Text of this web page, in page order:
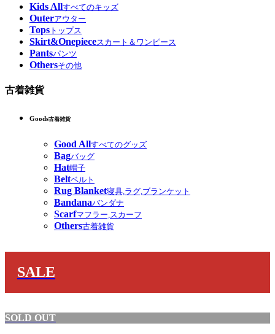
Kids Allすべてのキッズ
Outerアウター
Tops トップス
Skirt&Onepieceスカート＆ワンピース
Pantsパンツ
Othersその他
古着雑貨
Goods古着雑貨
Good Allすべてのグッズ
Bagバッグ
Hat帽子
Beltベルト
Rug Blanket寝具,ラグ,ブランケット
Bandanaバンダナ
Scarfマフラー,スカーフ
Others古着雑貨
SALE
SOLD OUT